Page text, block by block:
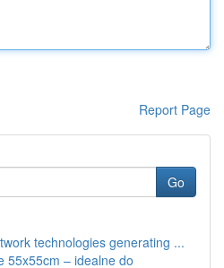
Report Page
Go
technologies generating ...
55x55cm – idealne do